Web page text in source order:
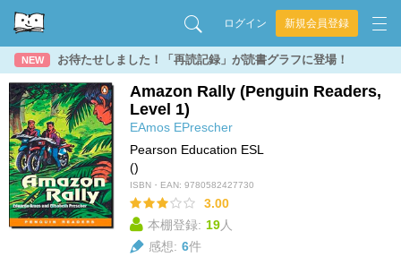
ログイン 新規会員登録
NEW お待たせしました！「再読記録」が読書グラフに登場！
Amazon Rally (Penguin Readers,
Level 1)
EAmos EPrescher
Pearson Education ESL
()
ISBN・EAN: 9780582427730
3.00
本棚登録: 19人
感想: 6件